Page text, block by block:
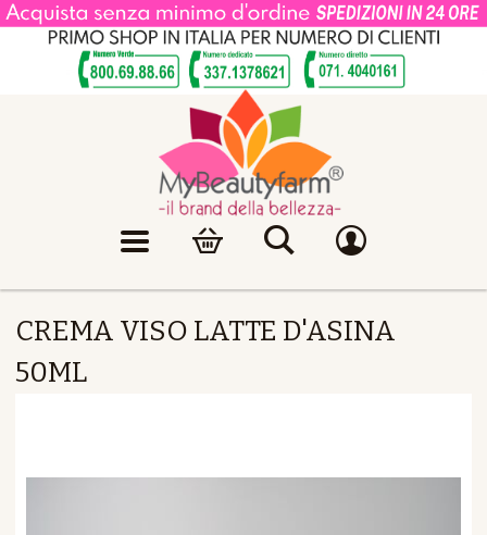
CREMA VISO LATTE D'ASINA
50ML